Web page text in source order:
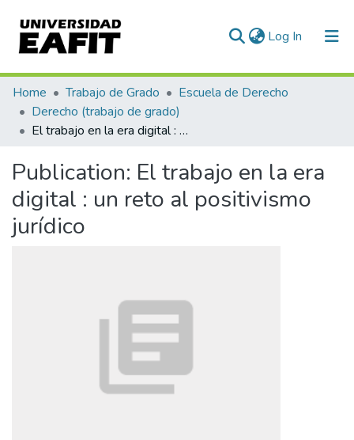
Log In (current)
Communities & Collections
All of DSpace
Home Trabajo de Grado
Escuela de Derecho
Derecho (trabajo de grado)
El trabajo en la era digital : un reto al positivismo jurídico
Publication: El trabajo en la era
digital : un reto al positivismo
jurídico